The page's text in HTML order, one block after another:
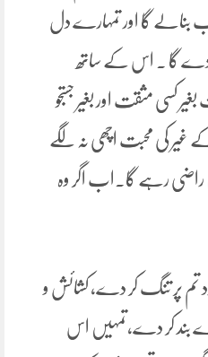
بنالے گا اور تمہارے دل
کر دے گا ۔ اس کے ساتھ
کسی مثقت اور بغیر جستجو
غیر کی محبت اچھی نہ لگے
راضی رہے گا۔اب اگر وہ
تم پر تنگ کر دے، کشائش و
بند کر دے،تمہیں اس